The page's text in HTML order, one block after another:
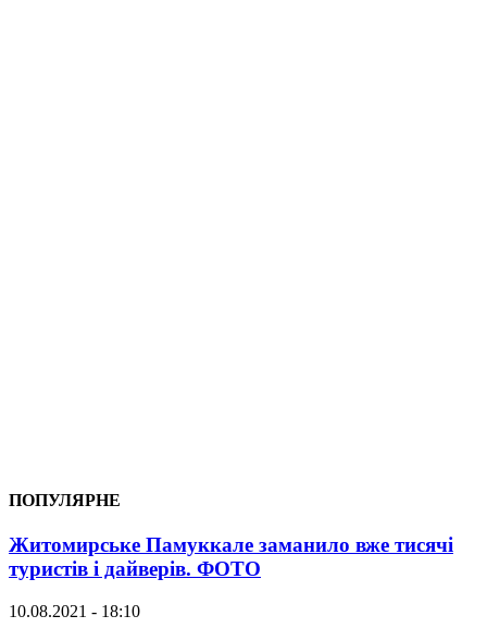
ПОПУЛЯРНЕ
Житомирське Памуккале заманило вже тисячі
туристів і дайверів. ФОТО
10.08.2021 - 18:10